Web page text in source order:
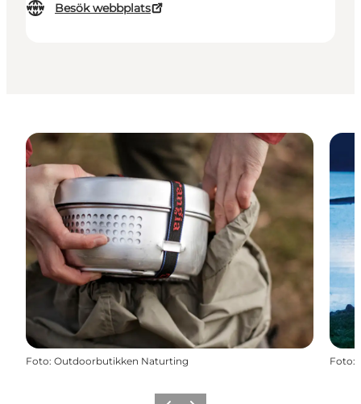
Besök webbplats
Foto: Outdoorbutikken Naturting Foto: